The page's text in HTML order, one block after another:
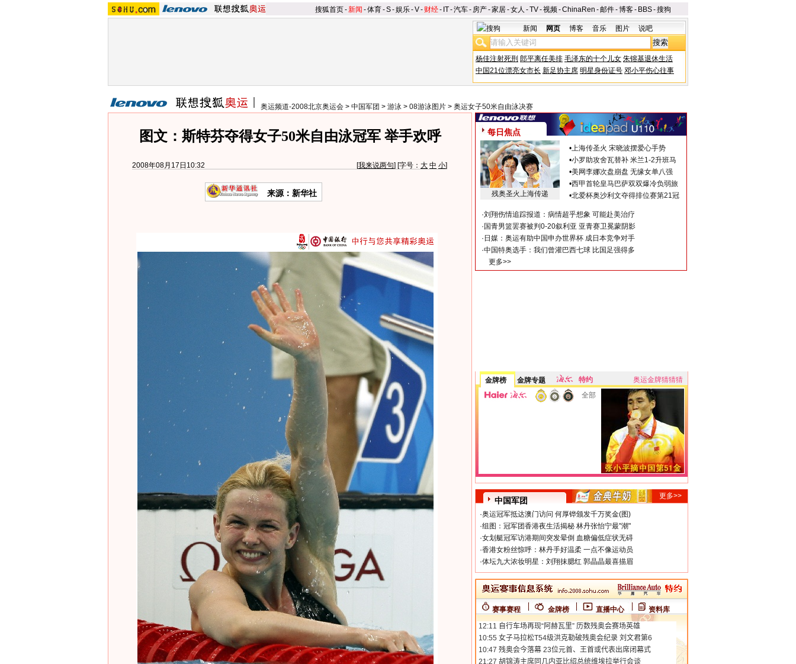
搜狐首页-新闻 -体育-S-娱乐-V- 财经- IT-汽车- 房产-家居-女人 -TV-视频-ChinaRen -邮件-博客- BBS-搜狗
新闻 网页 博客 音乐 图片 说吧
杨佳注射死刑 郎平离任美排 毛泽东的十个儿女 朱镕基退休生活
中国21位漂亮女市长 新足协主席 明星身份证号 邓小平伤心往事
奥运频道-2008北京奥运会 > 中国军团 > 游泳 > 08游泳图片 > 奥运女子50米自由泳决赛
图文：斯特芬夺得女子50米自由泳冠军 举手欢呼
2008年08月17日10:32 [我来说两句] [字号： 大 中 小]
来源：新华社
每日焦点
残奥圣火上海传递
•上海传圣火 宋晓波摆爱心手势
•小罗助攻舍瓦替补 米兰1-2升班马
•美网李娜次盘崩盘 无缘女单八强
•西甲首轮皇马巴萨双双爆冷负弱旅
•北爱杯奥沙利文夺得排位赛第21冠
·刘翔伤情追踪报道：病情超乎想象 可能赴美治疗
· 国青男篮罢赛被判0-20叙利亚 亚青赛卫冕蒙阴影
· 日媒：奥运有助中国申办世界杯 成日本竞争对手
·中国特奥选手：我们曾灌巴西七球 比国足强得多
更多>>
金牌榜 金牌专题 特约
奥运金牌猜猜猜
全部
中国军团
更多>>
·奥运冠军抵达澳门访问 何厚铧颁发千万奖金(图)
·组图：冠军团香港夜生活揭秘 林丹张怡宁最"潮"
·女划艇冠军访港期间突发晕倒 血糖偏低症状无碍
·香港女粉丝惊呼：林丹手好温柔 一点不像运动员
·体坛九大浓妆明星：刘翔抹腮红 郭晶晶最喜描眉
赛事赛程 金牌榜 直播中心 资料库